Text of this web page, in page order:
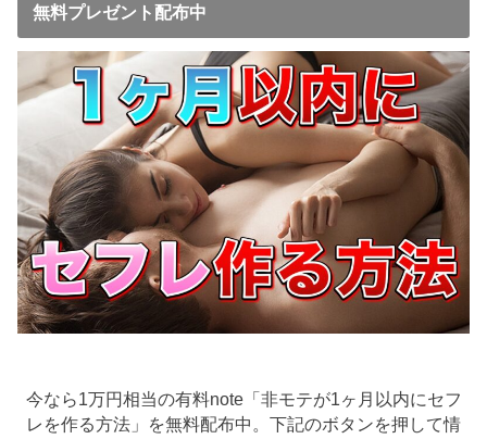
無料プレゼント配布中
今なら1万円相当の有料note「非モテが1ヶ月以内にセフ
レを作る方法」を無料配布中。下記のボタンを押して情